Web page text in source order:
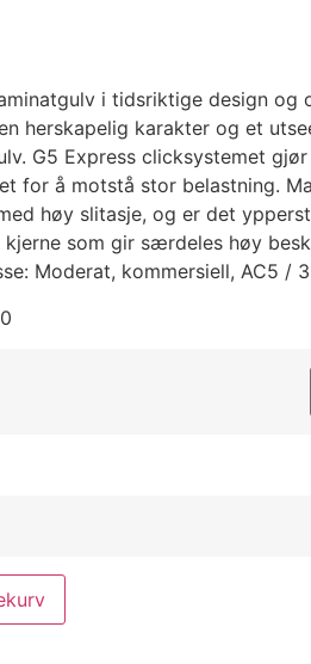
i tidsriktige design og
herskapelig karakter og et
G5 Express clicksystemet
for å motstå stor belastning.
høy slitasje, og er det
kjerne som gir særdeles høy
Moderat, kommersiell, AC5 /